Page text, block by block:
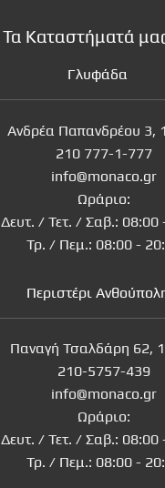
Τα Καταστήματά
Γλυφάδα
Ανδρέα Παπανδρέου 3,
210 777-1-777
info@monaco.gr
Ωράριο:
Δευτ. / Τετ. / Σαβ.: 08:00
Τρ. / Πεμ.: 08:00 -
Περιστέρι
Παναγή Τσαλδάρη 62,
210-5757-439
info@monaco.gr
Ωράριο:
Δευτ. / Τετ. / Σαβ.: 08:00
Τρ. / Πεμ.: 08:00 -